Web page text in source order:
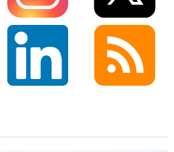
PO GODZINACH
KONTAKT